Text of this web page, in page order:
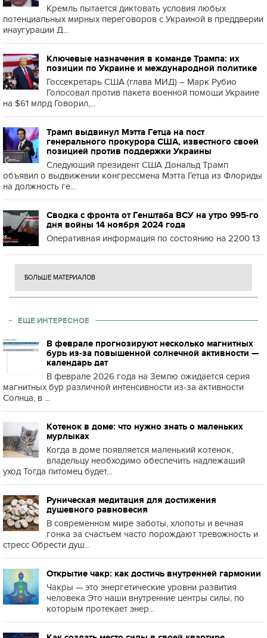
Кремль пытается диктовать условия любых
потенциальных мирных переговоров с Украиной в преддверии
инаугурации Д...
Ключевые назначения в команде Трампа: их
позиции по Украине и международной политике
Госсекретарь США (глава МИД) – Марк Рубио
Голосовал против пакета военной помощи Украине
на $61 млрд Говорил,...
Трамп выдвинул Мэтта Гетца на пост
генерального прокурора США, известного своей
позицией против поддержки Украины
Следующий президент США Дональд Трамп
объявил о выдвижении конгрессмена Мэтта Гетца из Флориды
на должность ге...
Сводка с фронта от Генштаба ВСУ на утро 995-го
дня войны 14 ноября 2024 года
Оперативная информация по состоянию на 2200 13
БОЛЬШЕ МАТЕРИАЛОВ
ЕЩЕ ИНТЕРЕСНОЕ
В феврале прогнозируют несколько магнитных
бурь из-за повышенной солнечной активности —
календарь дат
В феврале 2026 года на Землю ожидается серия
магнитных бур различной интенсивности из-за активности
Солнца, в ...
Котенок в доме: что нужно знать о маленьких
мурлыках
Когда в доме появляется маленький котенок,
владельцу необходимо обеспечить надлежащий
уход Тогда питомец будет...
Руническая медитация для достижения
душевного равновесия
В современном мире заботы, хлопоты и вечная
гонка за счастьем часто порождают тревожность и
стресс Обрести душ...
Открытие чакр: как достичь внутренней гармонии
Чакры — это энергетические уровни развития
человека Это наши внутренние центры силы, по
которым протекает энер...